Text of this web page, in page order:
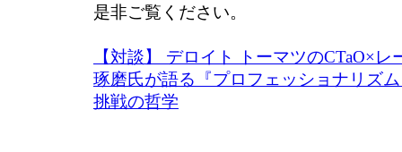
是非ご覧ください。
【対談】 デロイト トーマツのCTaO×
琢磨氏が語る『プロフェッショナリズ
挑戦の哲学